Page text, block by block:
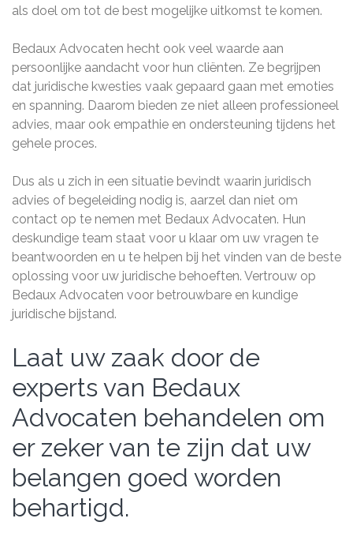
als doel om tot de best mogelijke uitkomst te komen.
Bedaux Advocaten hecht ook veel waarde aan
persoonlijke aandacht voor hun cliënten. Ze begrijpen
dat juridische kwesties vaak gepaard gaan met emoties
en spanning. Daarom bieden ze niet alleen professioneel
advies, maar ook empathie en ondersteuning tijdens het
gehele proces.
Dus als u zich in een situatie bevindt waarin juridisch
advies of begeleiding nodig is, aarzel dan niet om
contact op te nemen met Bedaux Advocaten. Hun
deskundige team staat voor u klaar om uw vragen te
beantwoorden en u te helpen bij het vinden van de beste
oplossing voor uw juridische behoeften. Vertrouw op
Bedaux Advocaten voor betrouwbare en kundige
juridische bijstand.
Laat uw zaak door de
experts van Bedaux
Advocaten behandelen om
er zeker van te zijn dat uw
belangen goed worden
behartigd.